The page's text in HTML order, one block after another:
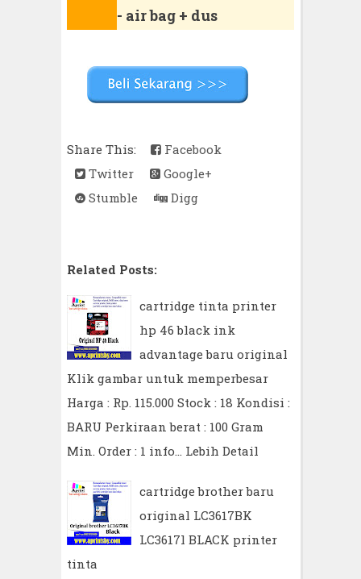
- air bag + dus
Share This:
Facebook
Twitter
Google+
Stumble
Digg
Related Posts:
cartridge tinta printer
hp 46 black ink
advantage baru original
Klik gambar untuk memperbesar
Harga : Rp. 115.000 Stock : 18 Kondisi :
BARU Perkiraan berat : 100 Gram
Min. Order : 1 info…
Lebih Detail
cartridge brother baru
original LC3617BK
LC3617l BLACK printer
tinta